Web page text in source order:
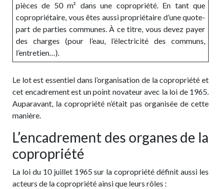
pièces de 50 m² dans une copropriété. En tant que
copropriétaire, vous êtes aussi propriétaire d’une quote-
part de parties communes. À ce titre, vous devez payer
des charges (pour l’eau, l’électricité des communs,
l’entretien…).
Le lot est essentiel dans l’organisation de la copropriété et
cet encadrement est un point novateur avec la loi de 1965.
Auparavant, la copropriété n’était pas organisée de cette
manière.
L’encadrement des organes de la
copropriété
La loi du 10 juillet 1965 sur la copropriété définit aussi les
acteurs de la copropriété ainsi que leurs rôles :